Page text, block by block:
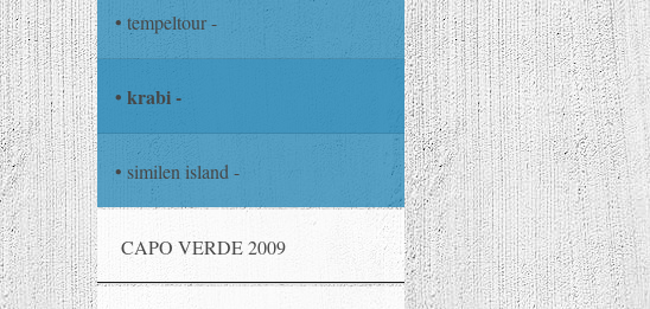
tempeltour -
krabi -
similen island -
CAPO VERDE 2009